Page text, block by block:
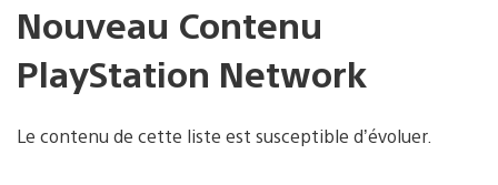
Nouveau Contenu
PlayStation Network
Le contenu de cette liste est susceptible d’évoluer.